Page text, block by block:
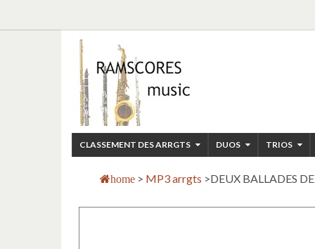
CLASSEMENT DES ARRGTS DUOS TRIOS
home > MP3 arrgts >DEUX BALLADES